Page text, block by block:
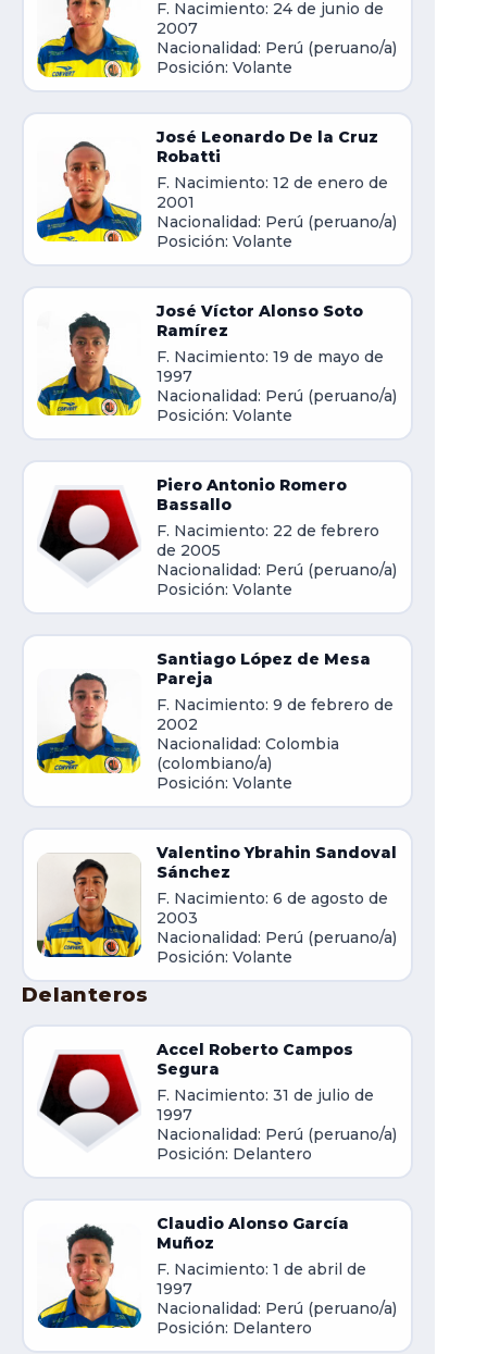
F. Nacimiento: 24 de junio de
2007
Nacionalidad: Perú (peruano/a)
Posición: Volante
José Leonardo De la Cruz
Robatti
F. Nacimiento: 12 de enero de
2001
Nacionalidad: Perú (peruano/a)
Posición: Volante
José Víctor Alonso Soto
Ramírez
F. Nacimiento: 19 de mayo de
1997
Nacionalidad: Perú (peruano/a)
Posición: Volante
Piero Antonio Romero
Bassallo
F. Nacimiento: 22 de febrero
de 2005
Nacionalidad: Perú (peruano/a)
Posición: Volante
Santiago López de Mesa
Pareja
F. Nacimiento: 9 de febrero de
2002
Nacionalidad: Colombia
(colombiano/a)
Posición: Volante
Valentino Ybrahin Sandoval
Sánchez
F. Nacimiento: 6 de agosto de
2003
Nacionalidad: Perú (peruano/a)
Posición: Volante
Delanteros
Accel Roberto Campos
Segura
F. Nacimiento: 31 de julio de
1997
Nacionalidad: Perú (peruano/a)
Posición: Delantero
Claudio Alonso García
Muñoz
F. Nacimiento: 1 de abril de
1997
Nacionalidad: Perú (peruano/a)
Posición: Delantero